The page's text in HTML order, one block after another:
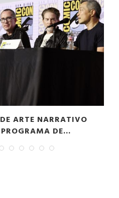
ARTE NARRATIVO
DE...